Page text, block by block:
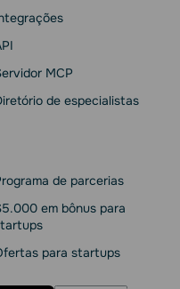
MCP
de especialistas
de parcerias
em bônus para
para startups